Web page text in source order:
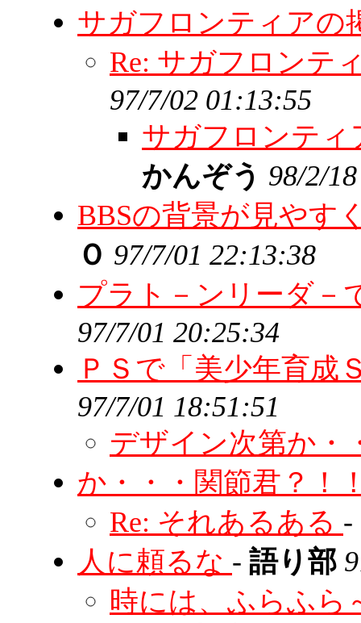
サガフロンティアの
Re: サガフロンテ
97/7/02 01:13:55
サガフロンテ
かんぞう 98/2/
BBSの背景が見やす
Ｏ 97/7/01 22:13:38
プラト－ンリーダ－
97/7/01 20:25:34
ＰＳで「美少年育成
97/7/01 18:51:51
デザイン次第か・
か・・・関節君？！
Re: それあるある -
人に頼るな - 語り部
時には、ふらふら